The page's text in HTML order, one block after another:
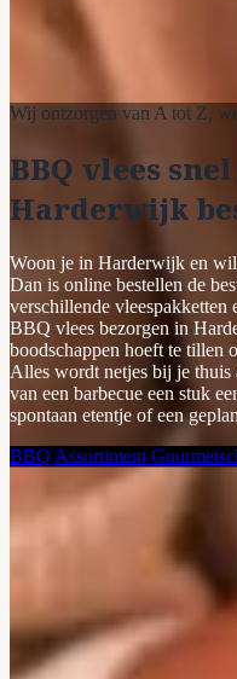
Wij ontzorgen van A tot Z,
BBQ vlees
Harderwijk
Woon je in Harderwijk en
Dan is online bestellen de
verschillende vleespakketten
BBQ vlees bezorgen in
boodschappen hoeft te tillen
Alles wordt netjes bij je thuis
van een barbecue een stuk
spontaan etentje of een
BBQ Assortiment